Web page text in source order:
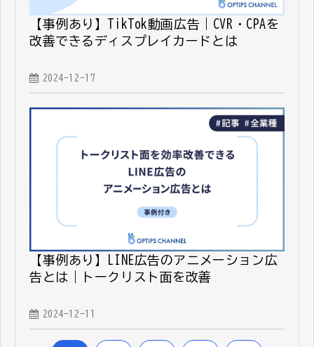
【事例あり】TikTok動画広告｜CVR・CPAを
改善できるディスプレイカードとは
2024-12-17
【事例あり】LINE広告のアニメーション広
告とは｜トークリスト面を改善
2024-12-11